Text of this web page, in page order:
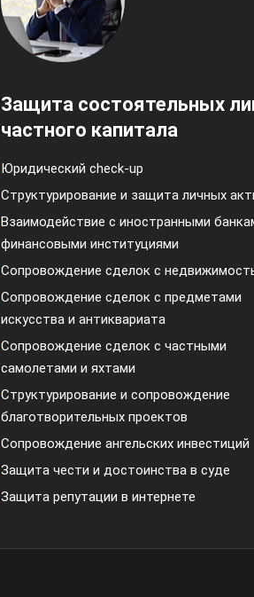
Защита состоятельных
частного капитала
Юридический check-up
Структурирование и защита личных
Взаимодействие с иностранными
финансовыми институциями
Сопровождение сделок с
Сопровождение сделок с предметами
искусства и антиквариата
Сопровождение сделок с частными
самолетами и яхтами
Структурирование и сопровождение
благотворительных проектов
Сопровождение ангельских инвестиций
Защита чести и достоинства в суде
Защита репутации в интернете